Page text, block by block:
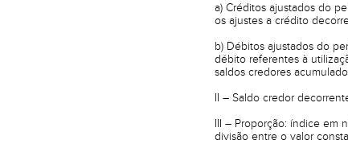
a) Créditos ajustados do
os ajustes a crédito
b) Débitos ajustados do
débito referentes à
saldos credores
II – Saldo credor
III – Proporção: índice em
divisão entre o valor